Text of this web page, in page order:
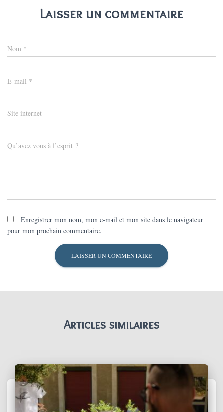
Laisser un commentaire
Nom *
E-mail *
Site internet
Qu’avez vous à l’esprit ?
Enregistrer mon nom, mon e-mail et mon site dans le navigateur
pour mon prochain commentaire.
Articles similaires